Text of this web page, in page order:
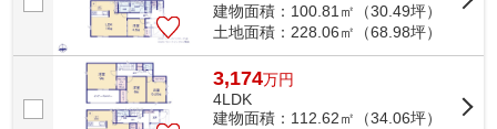
建物面積：100.81㎡（30.49坪）
土地面積：228.06㎡（68.98坪）
3,174万円
4LDK
建物面積：112.62㎡（34.06坪）